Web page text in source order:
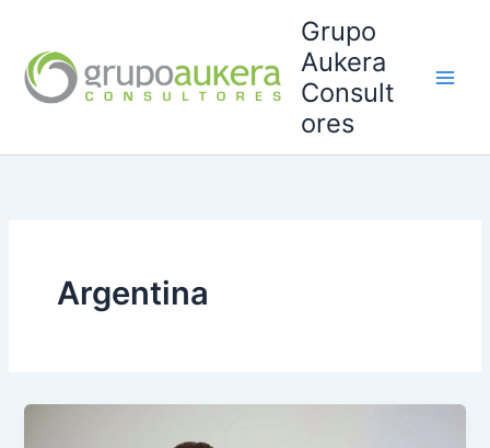
contenido
Grupo
Aukera
Consult
ores
Argentina